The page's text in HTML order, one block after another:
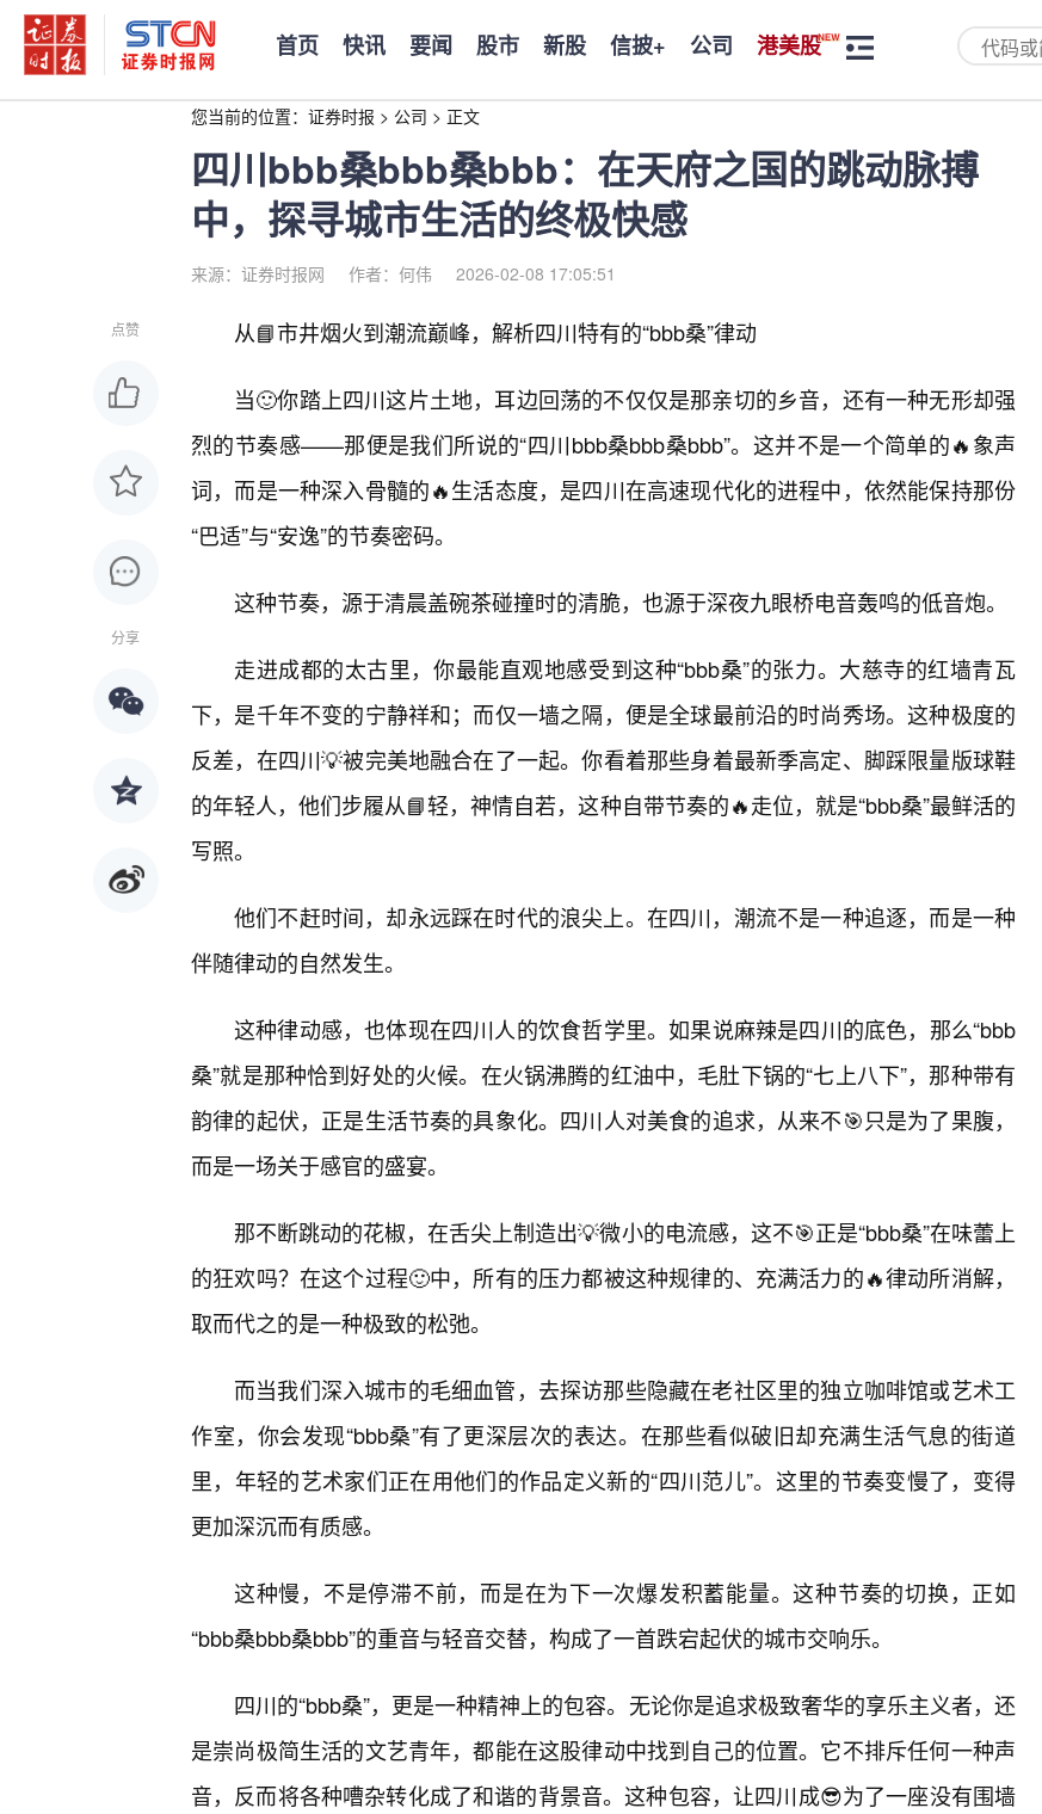
首页 快讯 要闻 股市 新股 信披+ 公司 港美股
您当前的位置： 证券时报 > 公司 > 正文
四川bbb桑bbb桑bbb：在天府之国的跳动脉搏
中，探寻城市生活的终极快感
来源：证券时报网 作者：何伟 2026-02-08 17:05:51
点赞
分享
从📘市井烟火到潮流巅峰，解析四川特有的“bbb桑”律动
当🙂你踏上四川这片土地，耳边回荡的不仅仅是那亲切的乡音，还有一种无形却强
烈的节奏感——那便是我们所说的“四川bbb桑bbb桑bbb”。这并不是一个简单的🔥象声
词，而是一种深入骨髓的🔥生活态度，是四川在高速现代化的进程中，依然能保持那份
“巴适”与“安逸”的节奏密码。
这种节奏，源于清晨盖碗茶碰撞时的清脆，也源于深夜九眼桥电音轰鸣的低音炮。
走进成都的太古里，你最能直观地感受到这种“bbb桑”的张力。大慈寺的红墙青瓦
下，是千年不变的宁静祥和；而仅一墙之隔，便是全球最前沿的时尚秀场。这种极度的
反差，在四川💡被完美地融合在了一起。你看着那些身着最新季高定、脚踩限量版球鞋
的年轻人，他们步履从📘轻，神情自若，这种自带节奏的🔥走位，就是“bbb桑”最鲜活的
写照。
他们不赶时间，却永远踩在时代的浪尖上。在四川，潮流不是一种追逐，而是一种
伴随律动的自然发生。
这种律动感，也体现在四川人的饮食哲学里。如果说麻辣是四川的底色，那么“bbb
桑”就是那种恰到好处的火候。在火锅沸腾的红油中，毛肚下锅的“七上八下”，那种带有
韵律的起伏，正是生活节奏的具象化。四川人对美食的追求，从来不🎯只是为了果腹，
而是一场关于感官的盛宴。
那不断跳动的花椒，在舌尖上制造出💡微小的电流感，这不🎯正是“bbb桑”在味蕾上
的狂欢吗？在这个过程🙂中，所有的压力都被这种规律的、充满活力的🔥律动所消解，
取而代之的是一种极致的松弛。
而当我们深入城市的毛细血管，去探访那些隐藏在老社区里的独立咖啡馆或艺术工
作室，你会发现“bbb桑”有了更深层次的表达。在那些看似破旧却充满生活气息的街道
里，年轻的艺术家们正在用他们的作品定义新的“四川范儿”。这里的节奏变慢了，变得
更加深沉而有质感。
这种慢，不是停滞不前，而是在为下一次爆发积蓄能量。这种节奏的切换，正如
“bbb桑bbb桑bbb”的重音与轻音交替，构成了一首跌宕起伏的城市交响乐。
四川的“bbb桑”，更是一种精神上的包容。无论你是追求极致奢华的享乐主义者，还
是崇尚极简生活的文艺青年，都能在这股律动中找到自己的位置。它不排斥任何一种声
音，反而将各种嘈杂转化成了和谐的背景音。这种包容，让四川成😎为了一座没有围墙